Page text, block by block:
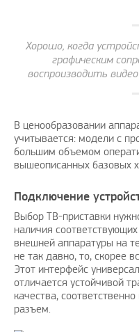
Хорошо, когда
графическим
воспроизводить
В ценообразовании
учитывается: модели с
большим объемом
вышеописанных базовых
Подключение
Выбор ТВ-приставки
наличия
внешней аппаратуры на
не так давно, то, скорее
Этот интерфейс
отличается устойчивой
качества,
разъем.